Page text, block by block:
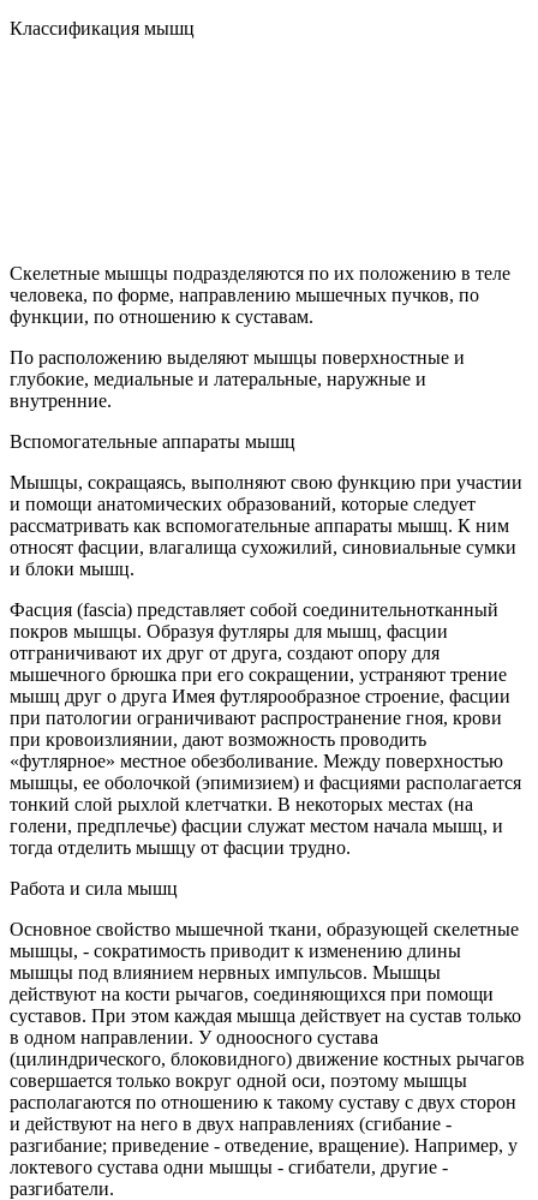
Классификация мышц
Скелетные мышцы подразделяются по их положению в теле
человека, по форме, направлению мышечных пучков, по
функции, по отношению к суставам.
По расположению выделяют мышцы поверхностные и
глубокие, медиальные и латеральные, наружные и
внутренние.
Вспомогательные аппараты мышц
Мышцы, сокращаясь, выполняют свою функцию при участии
и помощи анатомических образований, которые следует
рассматривать как вспомогательные аппараты мышц. К ним
относят фасции, влагалища сухожилий, синовиальные сумки
и блоки мышц.
Фасция (fascia) представляет собой соединительнотканный
покров мышцы. Образуя футляры для мышц, фасции
отграничивают их друг от друга, создают опору для
мышечного брюшка при его сокращении, устраняют трение
мышц друг о друга Имея футлярообразное строение, фасции
при патологии ограничивают распространение гноя, крови
при кровоизлиянии, дают возможность проводить
«футлярное» местное обезболивание. Между поверхностью
мышцы, ее оболочкой (эпимизием) и фасциями располагается
тонкий слой рыхлой клетчатки. В некоторых местах (на
голени, предплечье) фасции служат местом начала мышц, и
тогда отделить мышцу от фасции трудно.
Работа и сила мышц
Основное свойство мышечной ткани, образующей скелетные
мышцы, - сократимость приводит к изменению длины
мышцы под влиянием нервных импульсов. Мышцы
действуют на кости рычагов, соединяющихся при помощи
суставов. При этом каждая мышца действует на сустав только
в одном направлении. У одноосного сустава
(цилиндрического, блоковидного) движение костных рычагов
совершается только вокруг одной оси, поэтому мышцы
располагаются по отношению к такому суставу с двух сторон
и действуют на него в двух направлениях (сгибание -
разгибание; приведение - отведение, вращение). Например, у
локтевого сустава одни мышцы - сгибатели, другие -
разгибатели.